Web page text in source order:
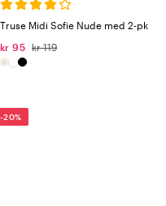
Truse Midi Sofie Nude med 2-pk
kr 95 kr 119
-20%